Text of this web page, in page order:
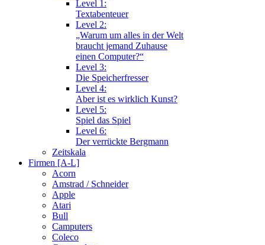
Level 1:
Textabenteuer
Level 2:
„Warum um alles in der Welt
braucht jemand Zuhause
einen Computer?“
Level 3:
Die Speicherfresser
Level 4:
Aber ist es wirklich Kunst?
Level 5:
Spiel das Spiel
Level 6:
Der verrückte Bergmann
Zeitskala
Firmen [A-L]
Acorn
Amstrad / Schneider
Apple
Atari
Bull
Camputers
Coleco